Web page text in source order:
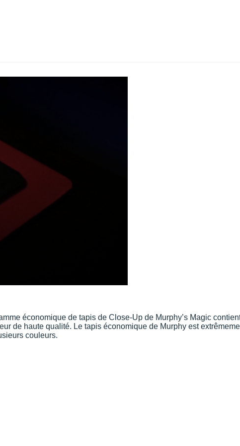
économique de tapis de Close-Up de Murphy’s Magic
de haute qualité. Le tapis économique de Murphy est
couleurs.